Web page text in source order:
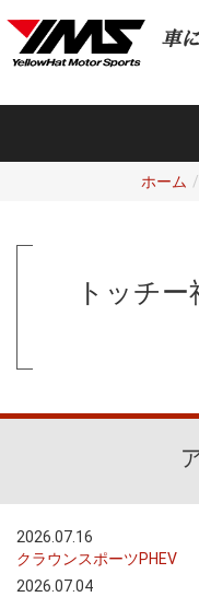
車
ホーム
トッチ
2026.07.16
クラウンスポーツPHEV
2026.07.04